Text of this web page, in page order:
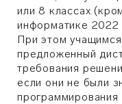
или 8 классах
информатике 2022
При этом
предложенный
требования
если они не были
программирования